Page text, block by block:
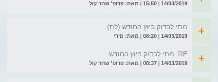
14/03/2019 | 15:50 | מאת: פרופ' שחר קול
מתי לבדוק ביוץ החודש (לת)
14/03/2019 | 08:20 | מאת: מירי
RE: מתי לבדוק ביוץ החודש
14/03/2019 | 08:37 | מאת: פרופ' שחר קול